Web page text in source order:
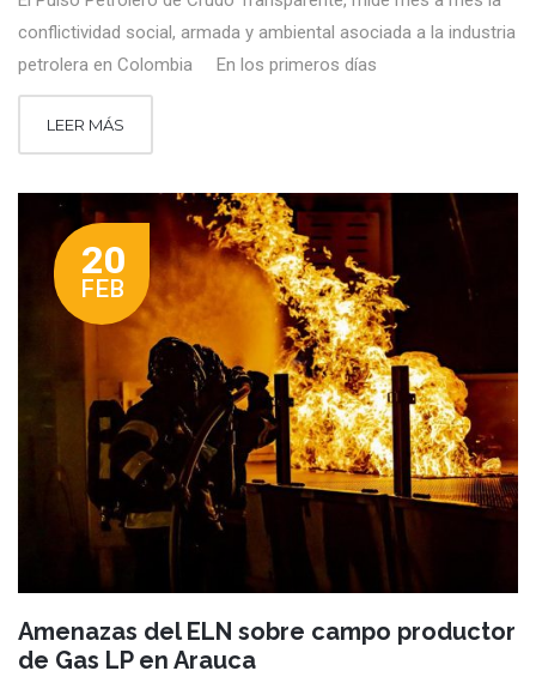
conflictividad social, armada y ambiental asociada a la industria
petrolera en Colombia En los primeros días
LEER MÁS
20
FEB
Amenazas del ELN sobre campo productor
de Gas LP en Arauca